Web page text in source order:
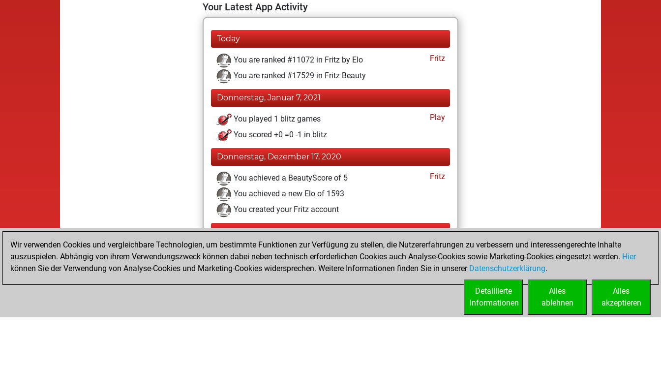
Your Latest App Activity
Today
You are ranked #11072 in Fritz by Elo
Fritz
You are ranked #17529 in Fritz Beauty
Donnerstag, Januar 7, 2021
You played 1 blitz games
Play
You scored +0 =0 -1 in blitz
Donnerstag, Dezember 17, 2020
You achieved a BeautyScore of 5
Fritz
You achieved a new Elo of 1593
You created your Fritz account
Dienstag, Oktober 30, 2018
You played 2 bullet games
Play
You scored +0 =0 -2 in bullet
Wir verwenden Cookies und vergleichbare Technologien, um bestimmte Funktionen zur Verfügung zu stellen, die Nutzererfahrungen zu verbessern und interessengerechte Inhalte
auszuspielen. Abhängig von ihrem Verwendungszweck können dabei neben technisch erforderlichen Cookies auch Analyse-Cookies sowie Marketing-Cookies eingesetzt werden. Hier
können Sie der Verwendung von Analyse-Cookies und Marketing-Cookies widersprechen. Weitere Informationen finden Sie in unserer Datenschutzerklärung.
Alles
akzeptieren
Alles
ablehnen
Detaillierte
Informationen